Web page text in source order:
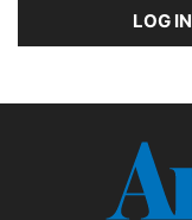
LOG